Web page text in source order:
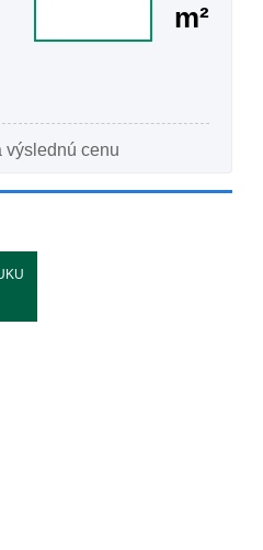
m²
výslednú cenu